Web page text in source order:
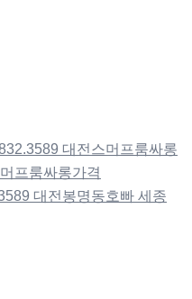
대전스머프룸싸롱
프룸싸롱가격
대전봉명동호빠 세종